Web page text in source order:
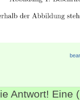
Antwort!